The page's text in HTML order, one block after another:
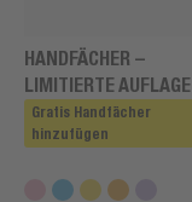
HANDFÄCHER –
LIMITIERTE AUFLAGE
Gratis Handfächer
hinzufügen